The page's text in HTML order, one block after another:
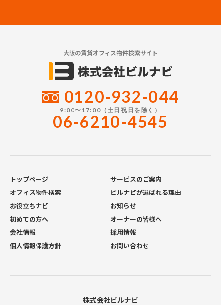
大阪の賃貸オフィス物件検索サイト
0120-932-044
9:00〜17:00（土日祝日を除く）
06-6210-4545
トップページ
サービスのご案内
オフィス物件検索
ビルナビが選ばれる理由
お役立ちナビ
お知らせ
初めての方へ
オーナーの皆様へ
会社情報
採用情報
個人情報保護方針
お問い合わせ
株式会社ビルナビ